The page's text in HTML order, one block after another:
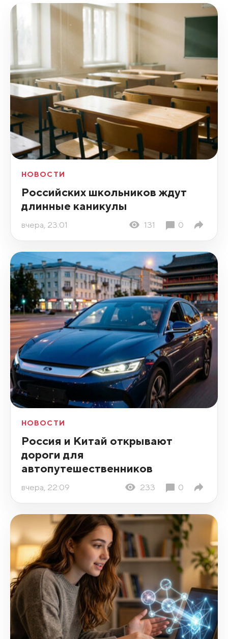
НОВОСТИ
Российских школьников ждут
длинные каникулы
вчера, 23:01 131 0
НОВОСТИ
Россия и Китай открывают
дороги для
автопутешественников
вчера, 22:09 233 0